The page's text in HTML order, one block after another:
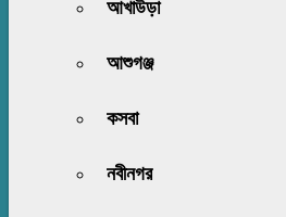
আখাউড়া
আশুগঞ্জ
কসবা
নবীনগর